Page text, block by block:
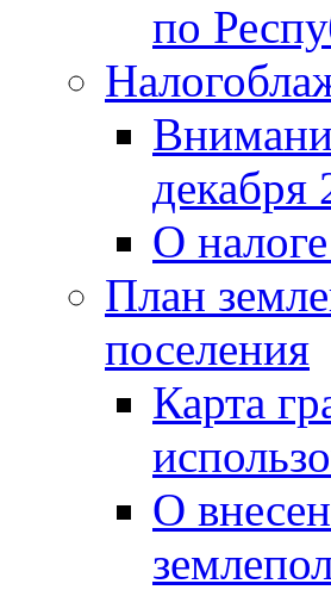
по
декабря
О
План
поселения
Карта
О